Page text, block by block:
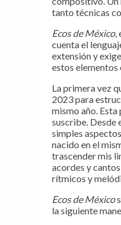
tanto técnicas
Ecos de México,
cuenta el
extensión y
estos elementos
La primera vez
2023 para
mismo año.
suscribe. Desde
simples
nacido en el
trascender mis
acordes y
rítmicos y
Ecos de México
la siguiente